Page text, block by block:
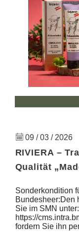
09 / 03 / 2026
RIVIERA –
Qualität
Sonderkondition
Bundesheer:Den
Sie im SMN unter:
https://
fordern Sie ihn